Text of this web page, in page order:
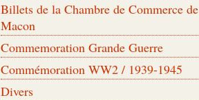
Billets de la Chambre de Commerce de
Macon
Commemoration Grande Guerre
Commémoration WW2 / 1939-1945
Divers